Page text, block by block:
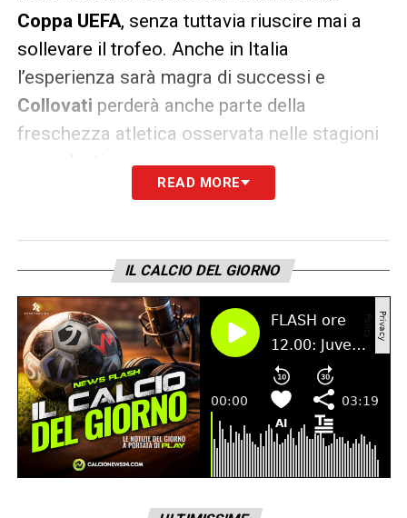
Coppa UEFA, senza tuttavia riuscire mai a
sollevare il trofeo. Anche in Italia
l’esperienza sarà magra di successi e
Collovati perderà anche parte della
freschezza atletica osservata nelle stagioni
READ MORE
IL CALCIO DEL GIORNO